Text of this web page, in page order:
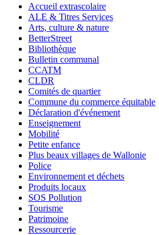
Accueil extrascolaire
ALE & Titres Services
Arts, culture & nature
BetterStreet
Bibliothèque
Bulletin communal
CCATM
CLDR
Comités de quartier
Commune du commerce équitable
Déclaration d'événement
Enseignement
Mobilité
Petite enfance
Plus beaux villages de Wallonie
Police
Environnement et déchets
Produits locaux
SOS Pollution
Tourisme
Patrimoine
Ressourcerie